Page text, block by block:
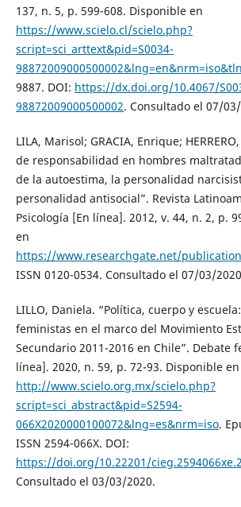
137, n. 5, p. 599-608. Disponible en
https://www.scielo.cl/scielo.php?
script=sci_arttext&pid=S0034-
9887. DOI: https://dx.doi.org/10.4067/
98872009000500002. Consultado el 07/
LILA, Marisol; GRACIA, Enrique;
de responsabilidad en hombres
de la autoestima, la personalidad
personalidad antisocial”. Revista
Psicología [En línea]. 2012, v. 44, n. 2, p.
en
https://www.researchgate.net/
ISSN 0120-0534. Consultado el 07/03/
LILLO, Daniela. “Política, cuerpo y
feministas en el marco del Movimiento
Secundario 2011-2016 en Chile”. Debate
línea]. 2020, n. 59, p. 72-93. Disponible en
http://www.scielo.org.mx/scielo.php?
script=sci_abstract&pid=S2594-
066X2020000100072&lng=es&nrm=iso.
ISSN 2594-066X. DOI:
https://doi.org/10.22201/
Consultado el 03/03/2020.